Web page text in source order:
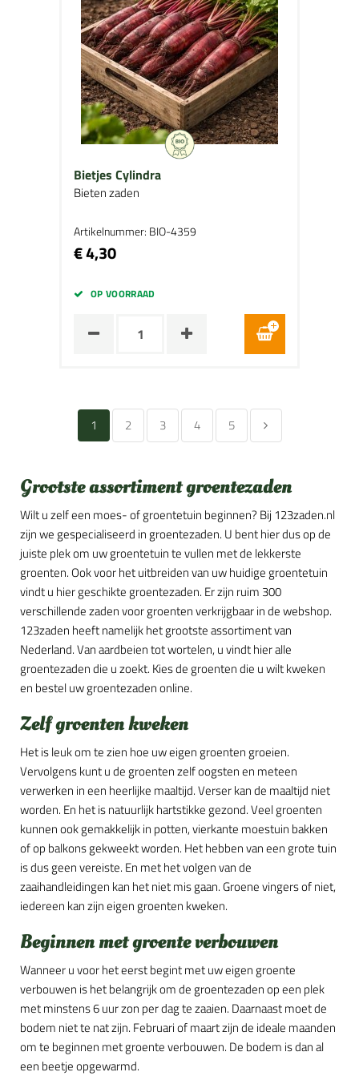
Bietjes Cylindra
Bieten zaden
Artikelnummer: BIO-4359
€ 4,30
OP VOORRAAD
1 2 3 4 5
Grootste assortiment groentezaden
Wilt u zelf een moes- of groentetuin beginnen? Bij 123zaden.nl
zijn we gespecialiseerd in groentezaden. U bent hier dus op de
juiste plek om uw groentetuin te vullen met de lekkerste
groenten. Ook voor het uitbreiden van uw huidige groentetuin
vindt u hier geschikte groentezaden. Er zijn ruim 300
verschillende zaden voor groenten verkrijgbaar in de webshop.
123zaden heeft namelijk het grootste assortiment van
Nederland. Van aardbeien tot wortelen, u vindt hier alle
groentezaden die u zoekt. Kies de groenten die u wilt kweken
en bestel uw groentezaden online.
Zelf groenten kweken
Het is leuk om te zien hoe uw eigen groenten groeien.
Vervolgens kunt u de groenten zelf oogsten en meteen
verwerken in een heerlijke maaltijd. Verser kan de maaltijd niet
worden. En het is natuurlijk hartstikke gezond. Veel groenten
kunnen ook gemakkelijk in potten, vierkante moestuin bakken
of op balkons gekweekt worden. Het hebben van een grote tuin
is dus geen vereiste. En met het volgen van de
zaaihandleidingen kan het niet mis gaan. Groene vingers of niet,
iedereen kan zijn eigen groenten kweken.
Beginnen met groente verbouwen
Wanneer u voor het eerst begint met uw eigen groente
verbouwen is het belangrijk om de groentezaden op een plek
met minstens 6 uur zon per dag te zaaien. Daarnaast moet de
bodem niet te nat zijn. Februari of maart zijn de ideale maanden
om te beginnen met groente verbouwen. De bodem is dan al
een beetje opgewarmd.